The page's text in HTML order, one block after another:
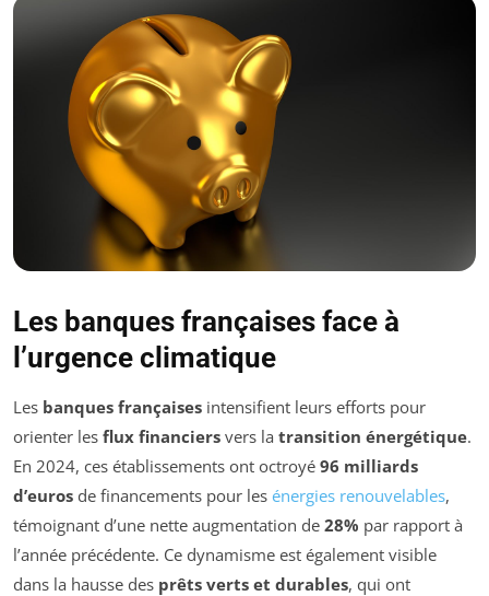
Les banques françaises face à
l’urgence climatique
Les banques françaises intensifient leurs efforts pour
orienter les flux financiers vers la transition énergétique.
En 2024, ces établissements ont octroyé 96 milliards
d’euros de financements pour les énergies renouvelables,
témoignant d’une nette augmentation de 28% par rapport à
l’année précédente. Ce dynamisme est également visible
dans la hausse des prêts verts et durables, qui ont